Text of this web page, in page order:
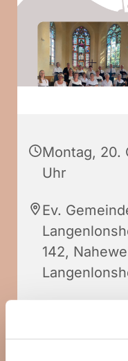
Montag, 20.
Uhr
Ev.
142,